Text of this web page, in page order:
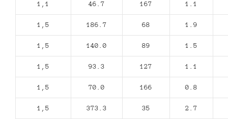
1,1 46.7 167 1.1
1,5 186.7 68 1.9
1,5 140.0 89 1.5
1,5 93.3 127 1.1
1,5 70.0 166 0.8
1,5 373.3 35 2.7